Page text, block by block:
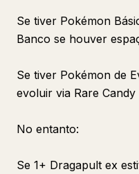
Se tiver Pokémon
Banco se houver
Se tiver Pokémon de
evoluir via Rare
No entanto:
Se 1+ Dragapult ex